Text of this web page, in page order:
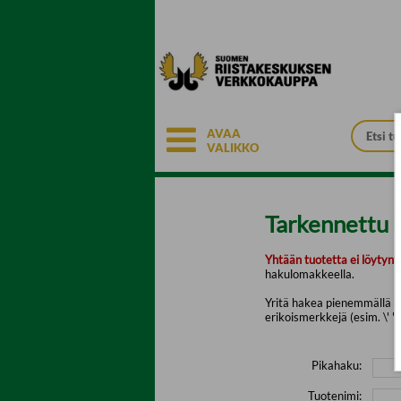
AVAA
VALIKKO
Tarkennettu
Yhtään tuotetta ei löytynyt.
hakulomakkeella.
Yritä hakea pienemmällä
erikoismerkkejä (esim. \' "
Pikahaku:
Tuotenimi: